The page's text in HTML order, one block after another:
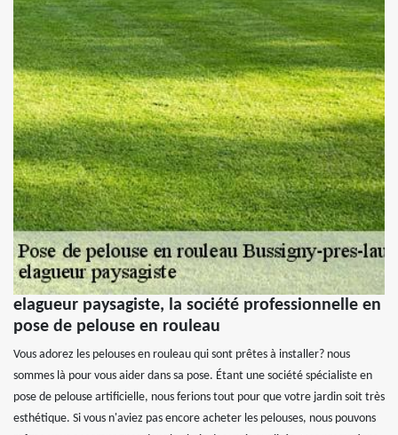
elagueur paysagiste, la société professionnelle en
pose de pelouse en rouleau
Vous adorez les pelouses en rouleau qui sont prêtes à installer? nous
sommes là pour vous aider dans sa pose. Étant une société spécialiste en
pose de pelouse artificielle, nous ferions tout pour que votre jardin soit très
esthétique. Si vous n'aviez pas encore acheter les pelouses, nous pouvons